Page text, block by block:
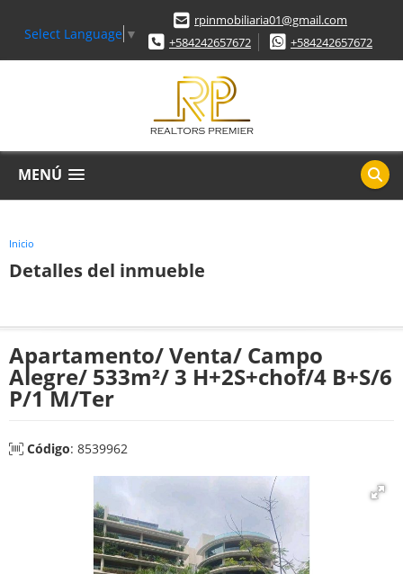
Select Language ▼
rpinmobiliaria01@gmail.com
+584242657672
+584242657672
MENÚ
Inicio
Detalles del inmueble
Apartamento/ Venta/ Campo
Alegre/ 533m²/ 3 H+2S+chof/4 B+S/6
P/1 M/Ter
Código: 8539962